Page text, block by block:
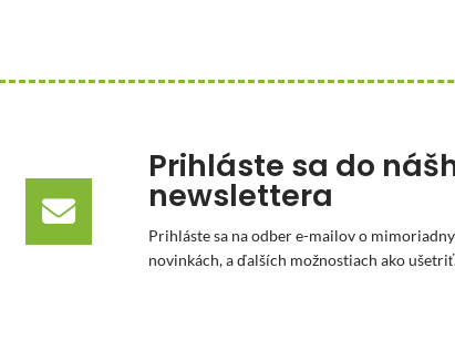
Prihláste sa do
newslettera
Prihláste sa na odber e-mailov o
novinkách, a ďalších možnostiach ako